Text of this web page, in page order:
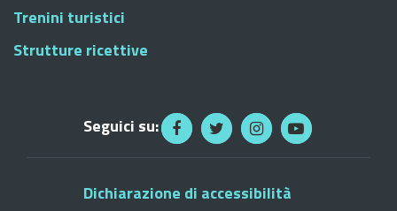
Trenini turistici
Strutture ricettive
Seguici su:
Dichiarazione di accessibilità